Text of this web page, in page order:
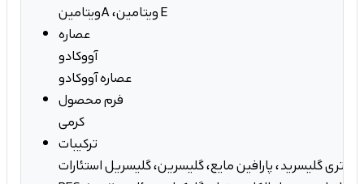
ویتامینA ،ویتامین E
عصاره
آووکادو
عصاره آووکادو
فرم محصول
کرمی
ترکیبات
تری گلیسرید، پارافین مایع، گلیسرین، گلیسریل استئارات،